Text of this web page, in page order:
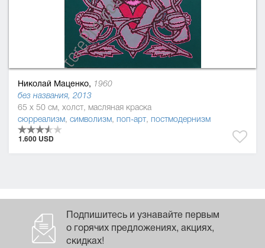
Николай Маценко, 1960
без названия, 2013
65 x 50 см, холст, масляная краска
сюрреализм, символизм, поп-арт, постмодернизм
1.600 USD
Подпишитесь и узнавайте первым
о горячих предложениях, акциях,
скидках!